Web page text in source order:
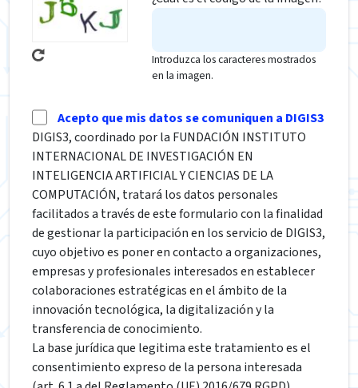
Introduzca los caracteres mostrados
en la imagen.
Acepto que mis datos se comuniquen a DIGIS3
DIGIS3, coordinado por la FUNDACIÓN INSTITUTO
INTERNACIONAL DE INVESTIGACIÓN EN
INTELIGENCIA ARTIFICIAL Y CIENCIAS DE LA
COMPUTACIÓN, tratará los datos personales
facilitados a través de este formulario con la finalidad
de gestionar la participación en los servicio de DIGIS3,
cuyo objetivo es poner en contacto a organizaciones,
empresas y profesionales interesados en establecer
colaboraciones estratégicas en el ámbito de la
innovación tecnológica, la digitalización y la
transferencia de conocimiento.
La base jurídica que legitima este tratamiento es el
consentimiento expreso de la persona interesada